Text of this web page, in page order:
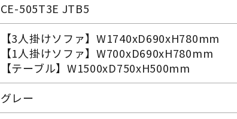
CE-505T3E JTB5
【3人掛けソファ】W1740xD690xH780mm
【1人掛けソファ】W700xD690xH780mm
【テーブル】W1500xD750xH500mm
グレー